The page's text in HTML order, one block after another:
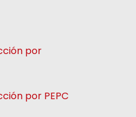
por
por PEPC